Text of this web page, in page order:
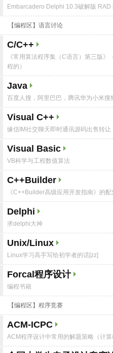
Embarcadero Delphi 10.3破解版
【编程区】语言讨论
C/C++
《常用算法程序集（C语言）第三版
程的）
Java
百度人搜，阿里巴巴，腾讯华为小米搜
Visual C++
缘信IM社交聊天即时通讯源码出售转让
Visual Basic
VB科学与工程数值算法
C++Builder
《C++Builder高级应用开发指南》的配
Delphi
求delphi大神
Unix/Linux
Linux学习高手写给初学者的话[zz]
Forcal程序设计
编程书籍
【编程区】程序竞赛
ACM-ICPC
ACM程序设计中常用的解题策略（计算